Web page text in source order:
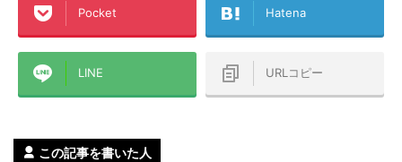
Pocket Hatena
LINE URLコピー
この記事を書いた人